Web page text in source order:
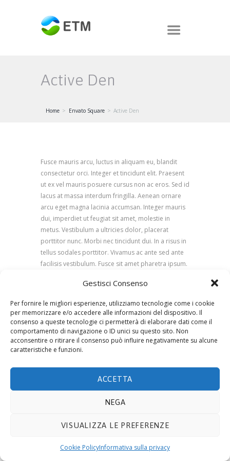
Gestisci Consenso
Per fornire le migliori esperienze, utilizziamo tecnologie come i cookie
per memorizzare e/o accedere alle informazioni del dispositivo. Il
consenso a queste tecnologie ci permetterà di elaborare dati come il
comportamento di navigazione o ID unici su questo sito. Non
acconsentire o ritirare il consenso può influire negativamente su alcune
caratteristiche e funzioni.
ACCETTA
NEGA
VISUALIZZA LE PREFERENZE
Cookie PolicyInformativa sulla privacy
Active Den
Home Envato Square Active Den
Fusce mauris arcu, luctus in aliquam eu, blandit
consectetur orci. Integer et tincidunt elit. Praesent
ut ex vel mauris posuere cursus non ac eros. Sed id
lacus at massa interdum fringilla. Aenean ornare
arcu eget magna lacinia accumsan. Integer mauris
dui, imperdiet ut feugiat sit amet, molestie in
metus. Vestibulum a ultricies dolor, placerat
porttitor nunc. Morbi nec tincidunt dui. In a risus in
tellus sodales porttitor. Vivamus ac ante sed ante
facilisis vestibulum. Fusce sit amet pharetra ipsum.
© 2019 ECOTECNOLOGIE MIETTO SRL -Via Adda
10, 20021 BOLLATE (MI) - P.IVA 08441330159. E-mail
info@ecomietto.it